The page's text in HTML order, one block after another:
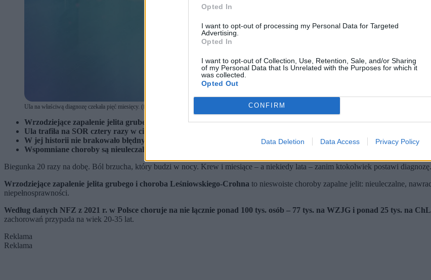
Opted In
I want to opt-out of processing my Personal Data for Targeted
Advertising.
Opted In
I want to opt-out of Collection, Use, Retention, Sale, and/or Sharing
of my Personal Data that Is Unrelated with the Purposes for which it
was collected.
Opted Out
CONFIRM
Data Deletion Data Access Privacy Policy
Ula na właściwą diagnozę czekała pięć miesięcy. (fot. shutterstock.com, magnific.com)
Wrzodziejące zapalenie jelita grubego i choroba Leśniowskiego-Crohna dotykają w Polsce ponad 100 tys. osób, w
Ula trafiła na SOR cztery razy w ciągu pięciu miesięcy, zanim ktokolwiek postawił właściwą diagnozę, mimo że
W jej historii nie brakowało błędnych diagnoz, recept na leki niedostępne w aptekach, kilkunastogodzinnych kolejek i
Wspomniane choroby są nieuleczalne, a remisja – jeśli w ogóle wystąpi – zawsze może minąć. Dla Uli, jak dla wielu
Biegunka 20 razy na dobę. Ból brzucha, który budzi w nocy. Krew i miesiące – a niekiedy lata – zanim ktokolwiek postawi diagnozę.
Wrzodziejące zapalenie jelita grubego i choroba Leśniowskiego-Crohna to nieswoiste choroby zapalne jelit: nieuleczalne,
niepełnosprawności.
Według danych NFZ z 2021 r. w Polsce choruje na nie łącznie ponad 100 tys. osób – 77 tys. na WZJG i ponad 25 tys. na
zachorowań przypada na wiek 20-35 lat.
Reklama
Reklama